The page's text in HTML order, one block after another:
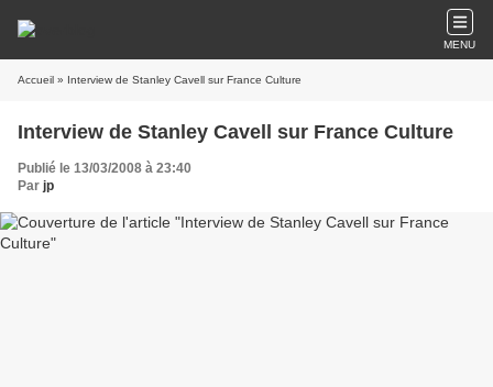
MENU
Accueil » Interview de Stanley Cavell sur France Culture
Interview de Stanley Cavell sur France Culture
Publié le 13/03/2008 à 23:40
Par jp